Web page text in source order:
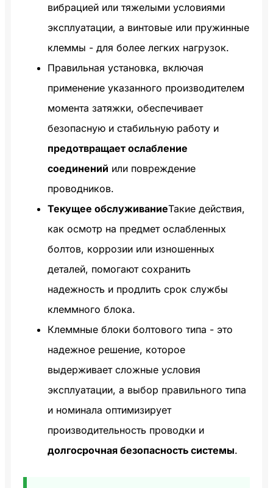
вибрацией или тяжелыми условиями
эксплуатации, а винтовые или пружинные
клеммы - для более легких нагрузок.
Правильная установка, включая
применение указанного производителем
момента затяжки, обеспечивает
безопасную и стабильную работу и
предотвращает ослабление
соединений или повреждение
проводников.
Текущее обслуживаниеТакие действия,
как осмотр на предмет ослабленных
болтов, коррозии или изношенных
деталей, помогают сохранить
надежность и продлить срок службы
клеммного блока.
Клеммные блоки болтового типа - это
надежное решение, которое
выдерживает сложные условия
эксплуатации, а выбор правильного типа
и номинала оптимизирует
производительность проводки и
долгосрочная безопасность системы.